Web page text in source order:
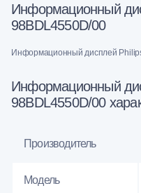
Информационный
98BDL4550D/00
Информационный дисплей
Информационный
98BDL4550D/00
Производитель
Модель